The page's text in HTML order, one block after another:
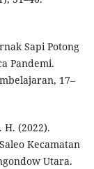
Sapi Potong
Pandemi.
17–
H. (2022).
Kecamatan
Utara.